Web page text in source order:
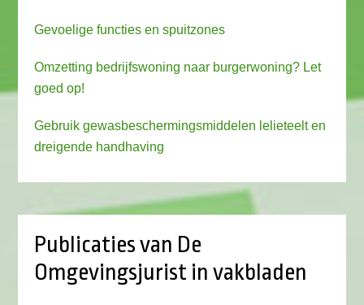
Gevoelige functies en spuitzones
Omzetting bedrijfswoning naar burgerwoning? Let
goed op!
Gebruik gewasbeschermingsmiddelen lelieteelt en
dreigende handhaving
Publicaties van De
Omgevingsjurist in vakbladen